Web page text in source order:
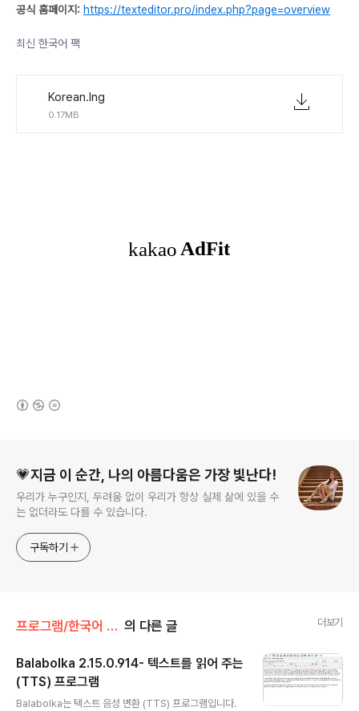
공식 홈페이지: https://texteditor.pro/index.php?page=overview
최신 한국어 팩
Korean.lng
0.17MB
💗지금 이 순간, 나의 아름다움은 가장 빛난다!
우리가 누구인지, 두려움 없이 우리가 항상 실제 삶에 있을 수
는 없더라도 다를 수 있습니다.
구독하기
프로그램/한국어 패치 의 다른 글 더보기
Balabolka 2.15.0.914- 텍스트를 읽어 주는
(TTS) 프로그램
Balabolka는 텍스트 음성 변환 (TTS) 프로그램입니다.